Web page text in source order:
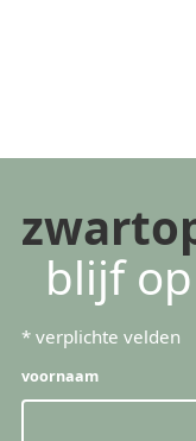
blijf
* verplichte velden
voornaam